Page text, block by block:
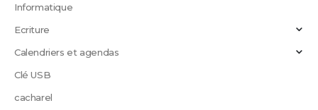
Informatique
Ecriture
Calendriers et agendas
Clé USB
cacharel